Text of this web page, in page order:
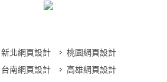
新北網頁設計
桃園網頁設計
台南網頁設計
高雄網頁設計